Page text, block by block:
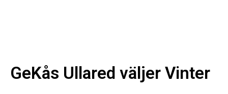
GeKås Ullared väljer Vinter